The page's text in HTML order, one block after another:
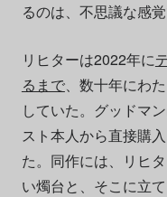
るのは、不思議な感覚
リヒターは2022年に
るまで、数十年にわ
していた。グッドマ
スト本人から直接購
た。同作には、リヒ
い燭台と、そこに立